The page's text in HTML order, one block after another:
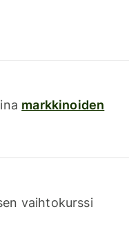
markkinoiden
vaihtokurssi